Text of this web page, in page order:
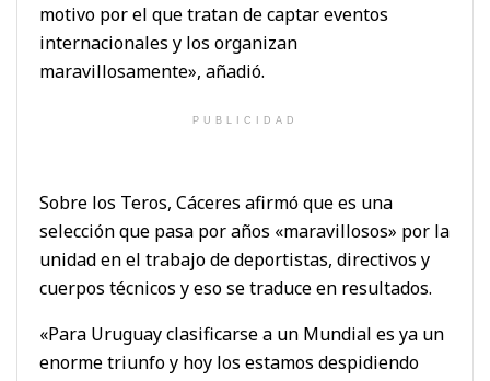
motivo por el que tratan de captar eventos
internacionales y los organizan
maravillosamente», añadió.
PUBLICIDAD
Sobre los Teros, Cáceres afirmó que es una
selección que pasa por años «maravillosos» por la
unidad en el trabajo de deportistas, directivos y
cuerpos técnicos y eso se traduce en resultados.
«Para Uruguay clasificarse a un Mundial es ya un
enorme triunfo y hoy los estamos despidiendo